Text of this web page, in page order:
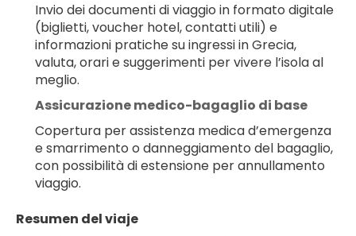
Invio dei documenti di viaggio in formato digitale
(biglietti, voucher hotel, contatti utili) e
informazioni pratiche su ingressi in Grecia,
valuta, orari e suggerimenti per vivere l’isola al
meglio.
Assicurazione medico-bagaglio di base
Copertura per assistenza medica d’emergenza
e smarrimento o danneggiamento del bagaglio,
con possibilità di estensione per annullamento
viaggio.
Resumen del viaje